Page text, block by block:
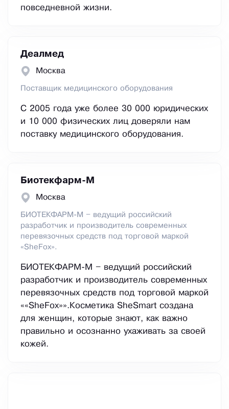
повседневной жизни.
Деалмед
Москва
Поставщик медицинского оборудования
С 2005 года уже более 30 000 юридических
и 10 000 физических лиц доверяли нам
поставку медицинского оборудования.
Биотекфарм-М
Москва
БИОТЕКФАРМ-М – ведущий российский
разработчик и производитель современных
перевязочных средств под торговой маркой
«SheFox».
БИОТЕКФАРМ-М – ведущий российский
разработчик и производитель современных
перевязочных средств под торговой маркой
««SheFox»».Косметика SheSmart создана
для женщин, которые знают, как важно
правильно и осознанно ухаживать за своей
кожей.